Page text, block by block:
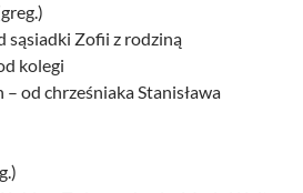
sąsiadki Zofii z rodziną
kolegi
od chrześniaka Stanisława